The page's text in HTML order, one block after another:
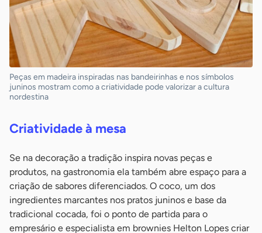
Peças em madeira inspiradas nas bandeirinhas e nos símbolos
juninos mostram como a criatividade pode valorizar a cultura
nordestina
Criatividade à mesa
Se na decoração a tradição inspira novas peças e
produtos, na gastronomia ela também abre espaço para a
criação de sabores diferenciados. O coco, um dos
ingredientes marcantes nos pratos juninos e base da
tradicional cocada, foi o ponto de partida para o
empresário e especialista em brownies Helton Lopes criar